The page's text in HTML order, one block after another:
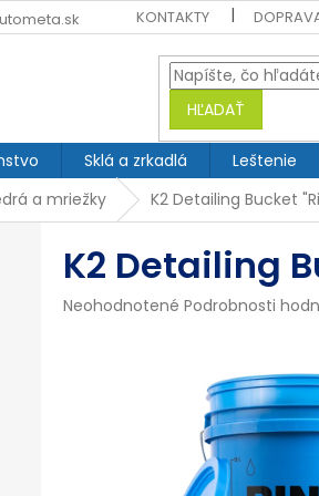
KONTAKTY
HĽADAŤ
Sklá a zrkadlá Leštenie
a mriežky K2 Detailing Bucket
K2 Detailing
Priemerné
Neohodnotené Podrobnosti